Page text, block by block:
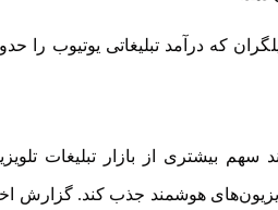
بیشتری از بازار تبلیغات
هوشمند جذب کند. گزارش